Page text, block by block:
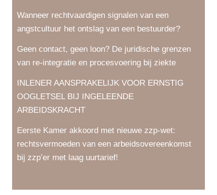
Wanneer rechtvaardigen signalen van een
angstcultuur het ontslag van een bestuurder?
Geen contact, geen loon? De juridische grenzen
van re-integratie en procesvoering bij ziekte
INLENER AANSPRAKELIJK VOOR ERNSTIG
OOGLETSEL BIJ INGELEENDE
ARBEIDSKRACHT
Eerste Kamer akkoord met nieuwe zzp-wet:
rechtsvermoeden van een arbeidsovereenkomst
bij zzp’er met laag uurtarief!